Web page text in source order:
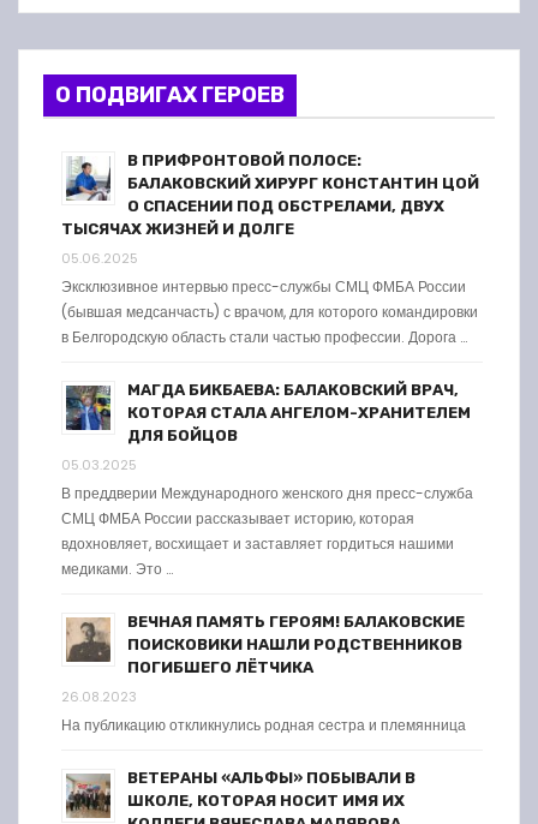
О ПОДВИГАХ ГЕРОЕВ
В ПРИФРОНТОВОЙ ПОЛОСЕ:
БАЛАКОВСКИЙ ХИРУРГ КОНСТАНТИН ЦОЙ
О СПАСЕНИИ ПОД ОБСТРЕЛАМИ, ДВУХ
ТЫСЯЧАХ ЖИЗНЕЙ И ДОЛГЕ
05.06.2025
Эксклюзивное интервью пресс-службы СМЦ ФМБА России
(бывшая медсанчасть) с врачом, для которого командировки
в Белгородскую область стали частью профессии. Дорога …
МАГДА БИКБАЕВА: БАЛАКОВСКИЙ ВРАЧ,
КОТОРАЯ СТАЛА АНГЕЛОМ-ХРАНИТЕЛЕМ
ДЛЯ БОЙЦОВ
05.03.2025
В преддверии Международного женского дня пресс-служба
СМЦ ФМБА России рассказывает историю, которая
вдохновляет, восхищает и заставляет гордиться нашими
медиками. Это …
ВЕЧНАЯ ПАМЯТЬ ГЕРОЯМ! БАЛАКОВСКИЕ
ПОИСКОВИКИ НАШЛИ РОДСТВЕННИКОВ
ПОГИБШЕГО ЛЁТЧИКА
26.08.2023
На публикацию откликнулись родная сестра и племянница
ВЕТЕРАНЫ «АЛЬФЫ» ПОБЫВАЛИ В
ШКОЛЕ, КОТОРАЯ НОСИТ ИМЯ ИХ